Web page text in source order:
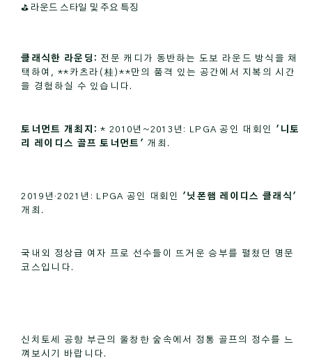
⛳ 라운드 스타일 및 주요 특징
클래식한 라운딩: 전문 캐디가 동반하는 도보 라운드 방식을 채
택하여, **카츠라(桂)**만의 품격 있는 공간에서 지복의 시간
을 경험하실 수 있습니다.
토너먼트 개최지: * 2010년~2013년: LPGA 공인 대회인
'니토
리 레이디스 골프 토너먼트' 개최.
2019년·2021년: LPGA 공인 대회인 '닛폰햄 레이디스 클래식'
개최.
국내외 정상급 여자 프로 선수들이 뜨거운 승부를 펼쳤던 명문
코스입니다.
신치토세 공항 부근의 울창한 숲속에서 정통 골프의 정수를 느
껴보시기 바랍니다.